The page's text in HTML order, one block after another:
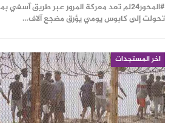
#المحور24 ​لم تعد معركة المرور عبر طريق
تحولت إلى كابوس يومي يؤرق مضجع آلاف…
اخر المستجدات